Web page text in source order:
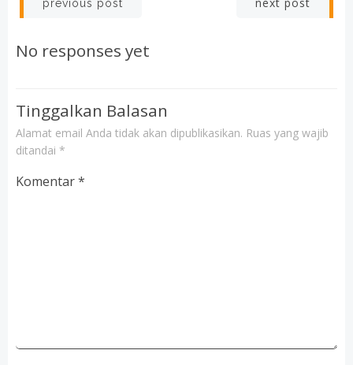
navigation
previous post
No responses yet
Tinggalkan Balasan
Alamat email Anda tidak akan dipublikasikan. Ruas yang wajib
ditandai *
Komentar*